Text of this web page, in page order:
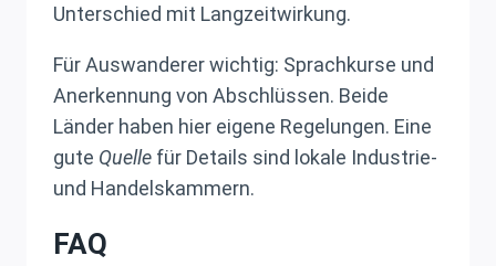
Unterschied mit Langzeitwirkung.
Für Auswanderer wichtig: Sprachkurse und
Anerkennung von Abschlüssen. Beide
Länder haben hier eigene Regelungen. Eine
gute Quelle für Details sind lokale Industrie-
und Handelskammern.
FAQ